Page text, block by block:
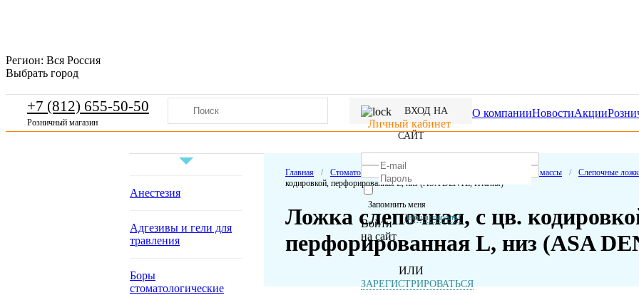
Регион: Вся Россия
Выбрать город
+7 (812) 655-50-50
Розничный магазин Личный кабинет
ВХОД НА
САЙТ
Запомнить меня
Забыли пароль?
Войти
на сайт
ИЛИ
ЗАРЕГИСТРИРОВАТЬСЯ
О компанииНовостиАкции
Анестезия
Адгезивы и гели для
травления
Боры
стоматологические
Главная / Стоматологические расходные материалы Слепочные массы / Слепочные
кодировкой, перфорированная L, низ (ASA DENTL, Италия)
Ложка слепочная, с цв.
перфорированная L, низ (ASA